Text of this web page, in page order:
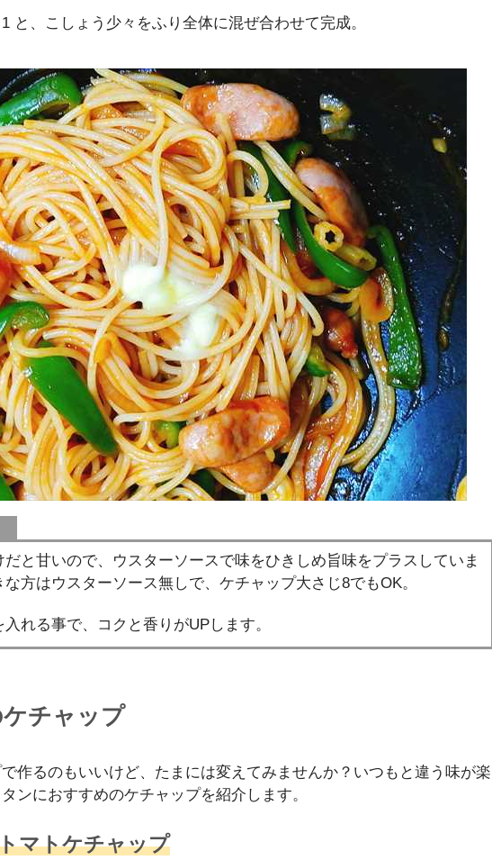
と、こしょう少々をふり全体に混ぜ合わせて完成。
と甘いので、ウスターソースで味をひきしめ旨味をプラスしていま
方はウスターソース無しで、ケチャップ大さじ8でもOK。
れる事で、コクと香りがUPします。
チャップ
作るのもいいけど、たまには変えてみませんか？いつもと違う味が楽
ンにおすすめのケチャップを紹介します。
マトケチャップ